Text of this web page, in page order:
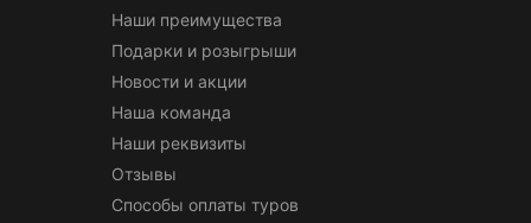
Наши преимущества
Подарки и розыгрыши
Новости и акции
Наша команда
Наши реквизиты
Отзывы
Способы оплаты туров